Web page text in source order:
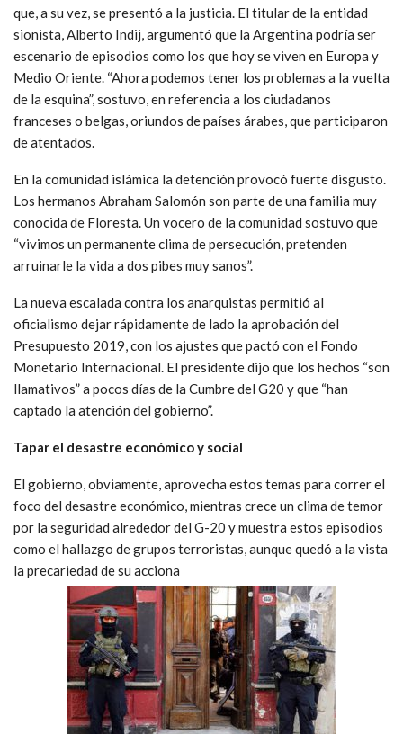
que, a su vez, se presentó a la justicia. El titular de la entidad
sionista, Alberto Indij, argumentó que la Argentina podría ser
escenario de episodios como los que hoy se viven en Europa y
Medio Oriente. “Ahora podemos tener los problemas a la vuelta
de la esquina”, sostuvo, en referencia a los ciudadanos
franceses o belgas, oriundos de países árabes, que participaron
de atentados.
En la comunidad islámica la detención provocó fuerte disgusto.
Los hermanos Abraham Salomón son parte de una familia muy
conocida de Floresta. Un vocero de la comunidad sostuvo que
“vivimos un permanente clima de persecución, pretenden
arruinarle la vida a dos pibes muy sanos”.
La nueva escalada contra los anarquistas permitió al
oficialismo dejar rápidamente de lado la aprobación del
Presupuesto 2019, con los ajustes que pactó con el Fondo
Monetario Internacional. El presidente dijo que los hechos “son
llamativos” a pocos días de la Cumbre del G20 y que “han
captado la atención del gobierno”.
Tapar el desastre económico y social
El gobierno, obviamente, aprovecha estos temas para correr el
foco del desastre económico, mientras crece un clima de temor
por la seguridad alrededor del G-20 y muestra estos episodios
como el hallazgo de grupos terroristas, aunque quedó a la vista
la precariedad de su acciona